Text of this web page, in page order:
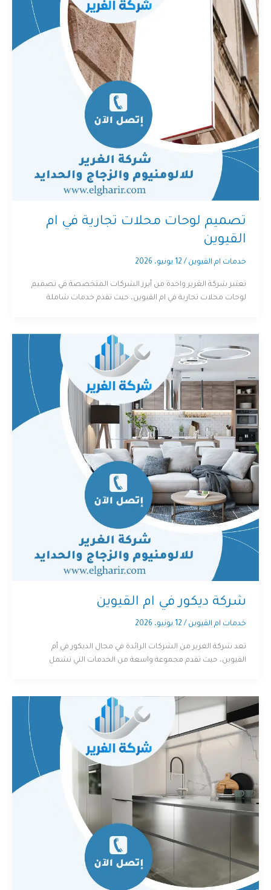
تصميم لوحات محلات تجارية في ام
القيوين
خدمات ام القيوين / 12 يونيو، 2026
تعتبر شركة الغرير واحدة من أبرز الشركات المتخصصة في تصميم
لوحات محلات تجارية في ام القيوين، حيث تقدم خدمات شاملة
شركة ديكور في ام القيوين
خدمات ام القيوين / 12 يونيو، 2026
تعد شركة الغرير من الشركات الرائدة في مجال الديكور في أم
القيوين، حيث تقدم مجموعة واسعة من الخدمات التي تشمل